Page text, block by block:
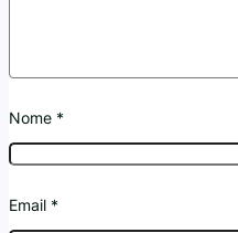
Nome *
Email *